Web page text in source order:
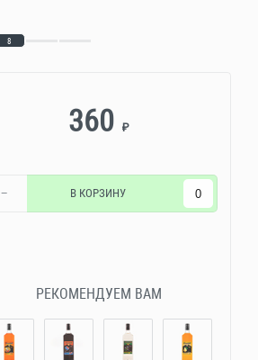
8
360 ₽
− В КОРЗИНУ
РЕКОМЕНДУЕМ ВАМ